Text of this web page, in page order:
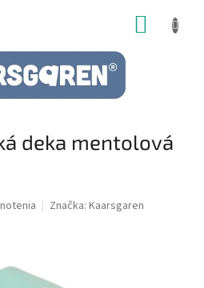
deka mentolová
Značka: Kaarsgaren